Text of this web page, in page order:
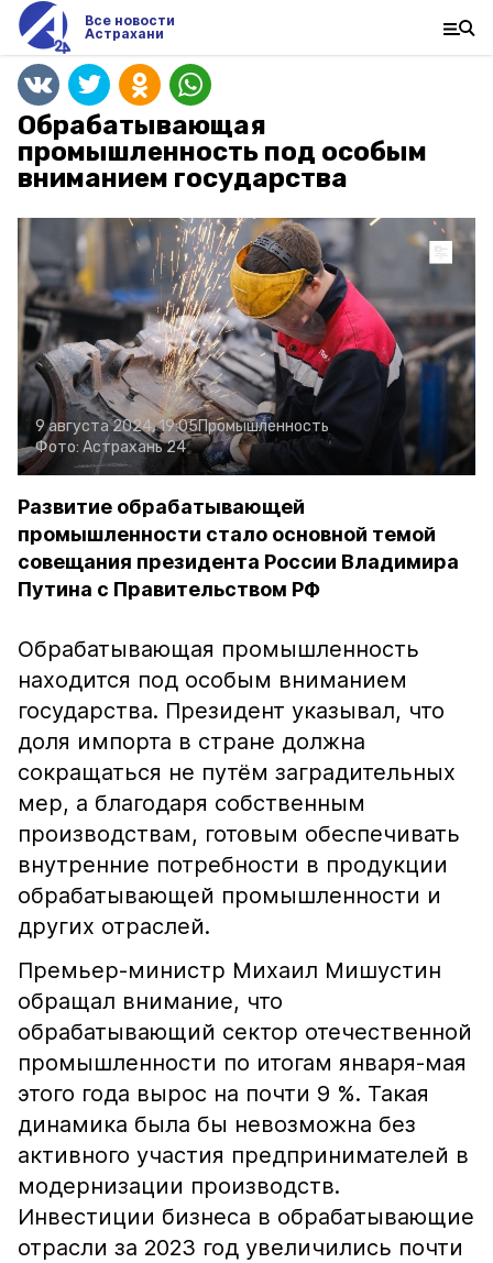
Все новости
Астрахани
Обрабатывающая
промышленность под особым
вниманием государства
9 августа 2024, 19:05Промышленность
Фото: Астрахань 24
Развитие обрабатывающей
промышленности стало основной темой
совещания президента России Владимира
Путина с Правительством РФ
Обрабатывающая промышленность
находится под особым вниманием
государства. Президент указывал, что
доля импорта в стране должна
сокращаться не путём заградительных
мер, а благодаря собственным
производствам, готовым обеспечивать
внутренние потребности в продукции
обрабатывающей промышленности и
других отраслей.
Премьер-министр Михаил Мишустин
обращал внимание, что
обрабатывающий сектор отечественной
промышленности по итогам января-мая
этого года вырос на почти 9 %. Такая
динамика была бы невозможна без
активного участия предпринимателей в
модернизации производств.
Инвестиции бизнеса в обрабатывающие
отрасли за 2023 год увеличились почти